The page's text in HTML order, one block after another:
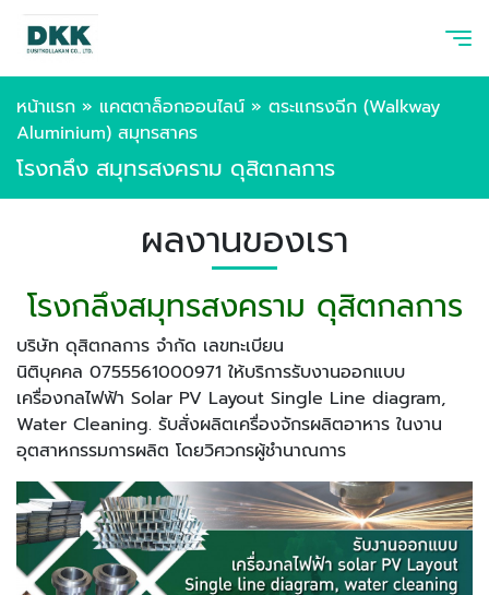
หน้าแรก » แคตตาล็อกออนไลน์ » ตระแกรงฉีก (Walkway
Aluminium) สมุทรสาคร
โรงกลึง สมุทรสงคราม ดุสิตกลการ
ผลงานของเรา
โรงกลึงสมุทรสงคราม ดุสิตกลการ
บริษัท ดุสิตกลการ จำกัด เลขทะเบียน
นิติบุคคล 0755561000971 ให้บริการรับงานออกแบบ
เครื่องกลไฟฟ้า Solar PV Layout Single Line diagram,
Water Cleaning. รับสั่งผลิตเครื่องจักรผลิตอาหาร ในงาน
อุตสาหกรรมการผลิต โดยวิศวกรผู้ชำนาณการ